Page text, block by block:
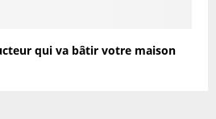
qui va bâtir votre maison